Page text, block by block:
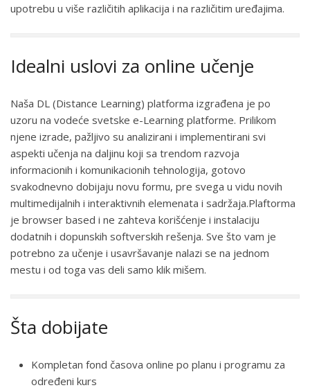
upotrebu u više različitih aplikacija i na različitim uređajima.
Idealni uslovi za online učenje
Naša DL (Distance Learning) platforma izgrađena je po
uzoru na vodeće svetske e-Learning platforme. Prilikom
njene izrade, pažljivo su analizirani i implementirani svi
aspekti učenja na daljinu koji sa trendom razvoja
informacionih i komunikacionih tehnologija, gotovo
svakodnevno dobijaju novu formu, pre svega u vidu novih
multimedijalnih i interaktivnih elemenata i sadržaja.Plaftorma
je browser based i ne zahteva korišćenje i instalaciju
dodatnih i dopunskih softverskih rešenja. Sve što vam je
potrebno za učenje i usavršavanje nalazi se na jednom
mestu i od toga vas deli samo klik mišem.
Šta dobijate
Kompletan fond časova online po planu i programu za
određeni kurs